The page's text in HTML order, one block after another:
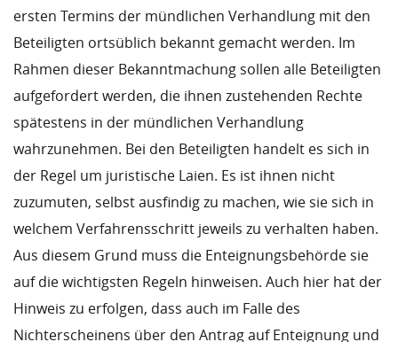
ersten Termins der mündlichen Verhandlung mit den
Beteiligten ortsüblich bekannt gemacht werden. Im
Rahmen dieser Bekanntmachung sollen alle Beteiligten
aufgefordert werden, die ihnen zustehenden Rechte
spätestens in der mündlichen Verhandlung
wahrzunehmen. Bei den Beteiligten handelt es sich in
der Regel um juristische Laien. Es ist ihnen nicht
zuzumuten, selbst ausfindig zu machen, wie sie sich in
welchem Verfahrensschritt jeweils zu verhalten haben.
Aus diesem Grund muss die Enteignungsbehörde sie
auf die wichtigsten Regeln hinweisen. Auch hier hat der
Hinweis zu erfolgen, dass auch im Falle des
Nichterscheinens über den Antrag auf Enteignung und